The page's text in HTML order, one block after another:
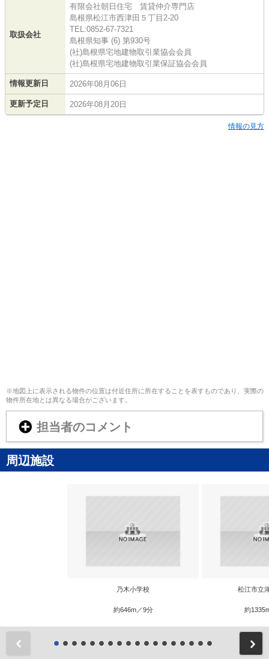
取扱会社
有限会社朝日住宅 賃貸仲介専門店
島根県松江市西津田５丁目2-20
TEL:0852-67-7321
島根県知事 (6) 第930号
(社)島根県宅地建物取引業協会会員
(社)島根県宅地建物取引業保証協会会員
情報更新日 2026年08月06日
更新予定日 2026年08月20日
情報の見方
※地図上に表示される物件の位置は付近住所に所在することを表すものであり、実際の
物件所在地とは異なる場合がございます。
担当者のコメント
周辺施設
乃木小学校
約646m／9分
松江市立
約